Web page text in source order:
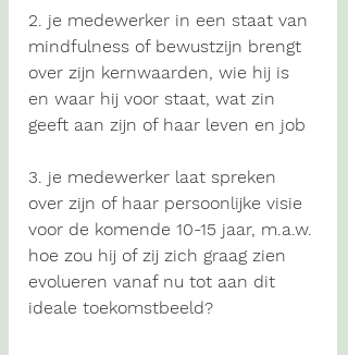
2. je medewerker in een staat van
mindfulness of bewustzijn brengt
over zijn kernwaarden, wie hij is
en waar hij voor staat, wat zin
geeft aan zijn of haar leven en job
3. je medewerker laat spreken
over zijn of haar persoonlijke visie
voor de komende 10-15 jaar, m.a.w.
hoe zou hij of zij zich graag zien
evolueren vanaf nu tot aan dit
ideale toekomstbeeld?